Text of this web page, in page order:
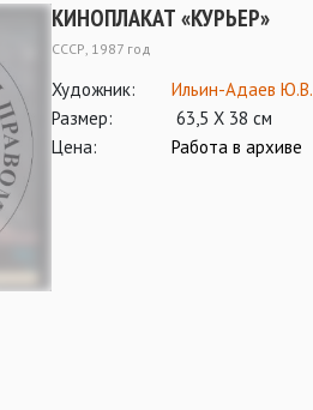
КИНОПЛАКАТ «КУРЬЕР»
СССР, 1987 год
Художник:
Ильин-Адаев Ю.В.
Размер:
63,5 Х 38 см
Цена:
Работа в архиве